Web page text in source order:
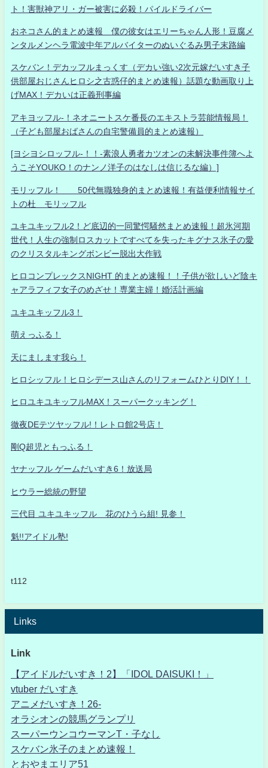
ト！害獣神アリ・ガー被害に必殺！パイルドライバー
おネコさん的まとめ速報 僕の彼女はエリーちゃん人形！豆腐メ
ンタルメンヘラ電波中年アルバイターのぬいぐるみ男子末路編
スケバン！デカッフルまっくす（デカい強い2次元嫁だいすき子
供部屋おじさんヒロシ之古惑仔的まとめ速報）話題な動画取り上
げMAX！デカいは正義刑事編
アキヨッフル-！ネオニートスケ番長のエキストラ芸能情報局！
（子ども部屋おばさんの自宅警備員的まとめ速報）
[ヨシヨシロッフル-！！-素浪人勇者カツオンの未解決事件簿へよ
うこそYOUKO！のナンノ洋子のはなしは信じるな編）]
モリッフル！ 50代無職独身的まとめ速報！有益便利情報サイ
トの杜 モリッフル
ユキユキッフル2！ど底辺的一同驚愕騒然まとめ速報！超氷河期
世代！人生の強制ロスカットですべてを失ったキグナス氷子の愛
のクリスタルキングボンビー脱出大作戦
ヒロコンプレックスNIGHT 的まとめ速報！！子供が欲しいど陰キ
ャアラフィフ女子のめざせ！専業主婦！婚活計画編
ユキユキッフル3！
萌えっふる！
天にまします我ら！
ヒロシッフル！ヒロシデース山さんのリフォームひとりDIY！！
ヒロユキユキッフルMAX！スーパークッキング！
徹夜DEテツヤッフル!！レトロ館2号店！
剛Q超児ともっふる！
ヤナッフル ゲームだいすき6！放送局
ヒウラー総統の野望
三代目 ユキユキッフル 花のひうら組! 見参！
魁!!アイドル塾!
t112
Links
Link
【アイドルだいすき！2】「IDOL DAISUKI！」
vtuber だいすき
アニメだいすき！26-
オラシオンの競馬グランプリ
スーパーウンコウーマンT・子なし
スケバン氷子のまとめ速報！
とおやまエリア51